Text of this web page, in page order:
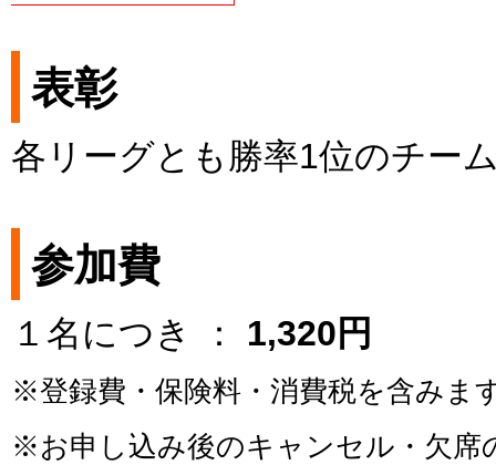
表彰
各リーグとも勝率1位のチー
参加費
１名につき ： 1,320円
※登録費・保険料・消費税を含みま
※お申し込み後のキャンセル・欠席